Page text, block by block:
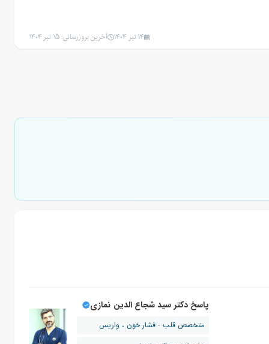
14 تیر 1404 آخرین بروزرسانی: 15 تیر 1404
پاسخ دکتر سید شجاع الدین نمازی
متخصص قلب - فشار خون ، واریس